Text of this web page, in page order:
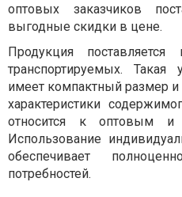
оптовых заказчиков
выгодные скидки в цене.
Продукция
транспортируемых. Такая
имеет компактный размер и
характеристики
относится к оптовым и
Использование
обеспечивает
потребностей.